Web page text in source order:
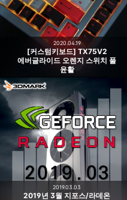
[커스텀키보드] TX75V2
에버글라이드 오렌지 스위치 풀
윤활
2020.04.19
2019년 3월 지포스/라데온
2019.03.03